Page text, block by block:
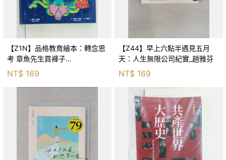
【Z1N】品格教育繪本：轉念思
考 章魚先生買褲子
(Octopants)_蘇西‧西尼爾, 黃筱
NT$ 169
【Z44】早上六點半遇見五月
天：人生無限公司紀實_趙雅芬
NT$ 169